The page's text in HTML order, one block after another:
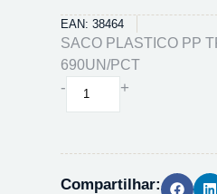
EAN: 38464
SACO PLASTICO PP
690UN/PCT
-
SACO
PLASTICO
TRANSPARENTE
30X40
+
Compartilhar: